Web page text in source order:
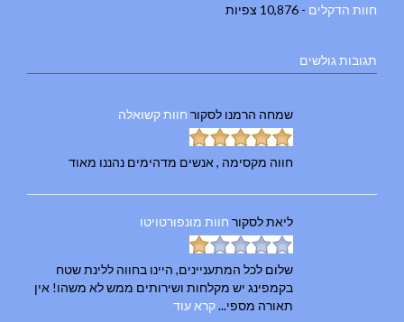
חוות הדקלים - 10,876 צפיות
תגובות גולשים
שמחה הרמנו לסקור חוות קשואלה
חווה מקסימה , אנשים מדהימים נהננו מאוד
ליאתלסקור חוות מונפורטויטו
שלום לכל המתעניינים, היינו בחווה ללינת שטח
בקמפינג יש מקלחות ושירותים ממש לא משהו! אין
תאורה מספי...קרא עוד